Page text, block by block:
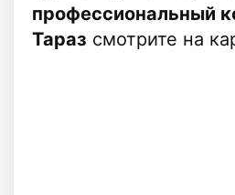
профессиональный
Тараз смотрите на